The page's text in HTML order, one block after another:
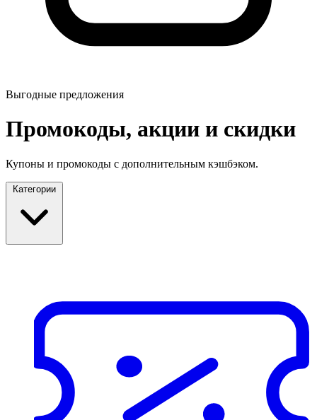
Выгодные предложения
Промокоды, акции и скидки
Купоны и промокоды с дополнительным кэшбэком.
Категории